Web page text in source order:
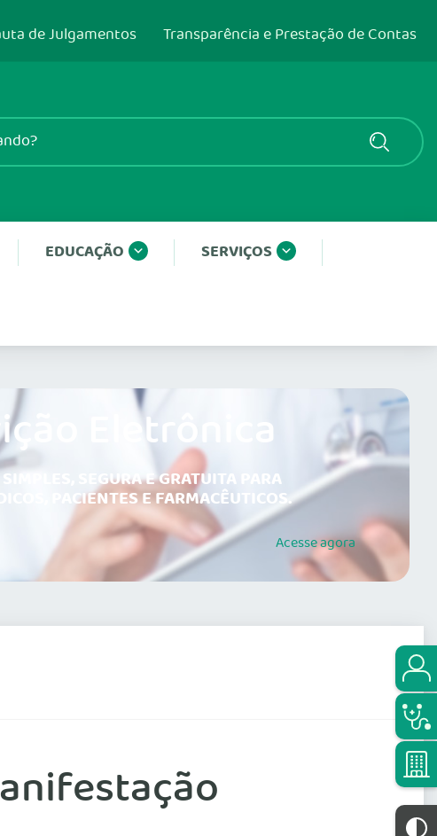
de Julgamentos Transparência e Prestação de Contas
EDUCAÇÃO SERVIÇOS
Eletrônica
SEGURA E GRATUITA PARA
PACIENTES E FARMACÊUTICOS.
Acesseagora